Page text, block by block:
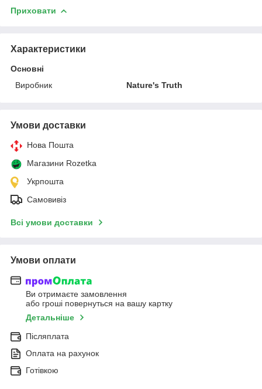
Приховати
Характеристики
Основні
Виробник
Nature's Truth
Умови доставки
Нова Пошта
Магазини Rozetka
Укрпошта
Самовивіз
Всі умови доставки
Умови оплати
Ви отримаєте замовлення
або гроші повернуться на вашу картку
Детальніше
Післяплата
Оплата на рахунок
Готівкою